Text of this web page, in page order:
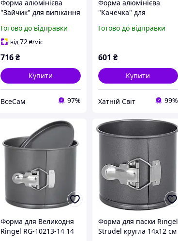
Форма алюмінієва
"Зайчик" для випікання
кексу 19.5х14х8 см
Готово до відправки
від72₴/міс
716₴
Купити
ВсеСам 97%
Форма алюмінієва
"Качечка" для
цільного кексу
Готово до відправки
601 ₴
Купити
Хатній Світ 99%
Форма для Великодня
Ringel RG-10213-14 14
Форма для паски Ringel
Strudel кругла 14x12 см